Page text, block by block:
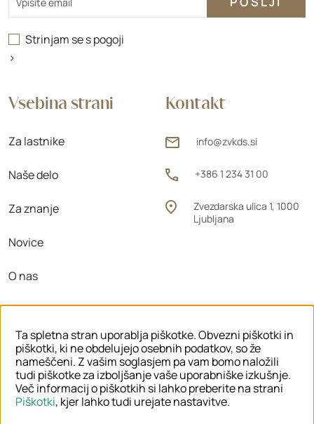
Kontakt
info@zvkds.si
+386 1 234 31 00
Zvezdarska ulica 1, 1000
Ljubljana
Vsebina strani
Za lastnike
Naše delo
Za znanje
Novice
O nas
Območne enote
Strinjam se spogoji
>
© 2026 ZVKDS
PRAVNO OBVESTILO
Ta spletna stran uporablja piškotke. Obvezni piškotki in
piškotki, ki ne obdelujejo osebnih podatkov, so že
nameščeni. Z vašim soglasjem pa vam bomo naložili
tudi piškotke za izboljšanje vaše uporabniške izkušnje.
Več informacij o piškotkih si lahko preberite na strani
Piškotki, kjer lahko tudi urejate nastavitve.